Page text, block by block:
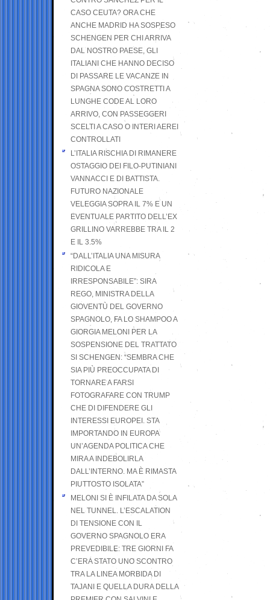
CASO CEUTA? ORA CHE
ANCHE MADRID HA SOSPESO
SCHENGEN PER CHI ARRIVA
DAL NOSTRO PAESE, GLI
ITALIANI CHE HANNO DECISO
DI PASSARE LE VACANZE IN
SPAGNA SONO COSTRETTI A
LUNGHE CODE AL LORO
ARRIVO, CON PASSEGGERI
SCELTI A CASO O INTERI AEREI
CONTROLLATI
L’ITALIA RISCHIA DI RIMANERE
OSTAGGIO DEI FILO-PUTINIANI
VANNACCI E DI BATTISTA.
FUTURO NAZIONALE
VELEGGIA SOPRA IL 7% E UN
EVENTUALE PARTITO DELL’EX
GRILLINO VARREBBE TRA IL 2
E IL 3.5%
“DALL’ITALIA UNA MISURA
RIDICOLA E
IRRESPONSABILE”: SIRA
REGO, MINISTRA DELLA
GIOVENTÙ DEL GOVERNO
SPAGNOLO, FA LO SHAMPOO A
GIORGIA MELONI PER LA
SOSPENSIONE DEL TRATTATO
SI SCHENGEN: “SEMBRA CHE
SIA PIÙ PREOCCUPATA DI
TORNARE A FARSI
FOTOGRAFARE CON TRUMP
CHE DI DIFENDERE GLI
INTERESSI EUROPEI. STA
IMPORTANDO IN EUROPA
UN’AGENDA POLITICA CHE
MIRA A INDEBOLIRLA
DALL’INTERNO. MA È RIMASTA
PIUTTOSTO ISOLATA”
MELONI SI È INFILATA DA SOLA
NEL TUNNEL. L’ESCALATION
DI TENSIONE CON IL
GOVERNO SPAGNOLO ERA
PREVEDIBILE: TRE GIORNI FA
C’ERA STATO UNO SCONTRO
TRA LA LINEA MORBIDA DI
TAJANI E QUELLA DURA DELLA